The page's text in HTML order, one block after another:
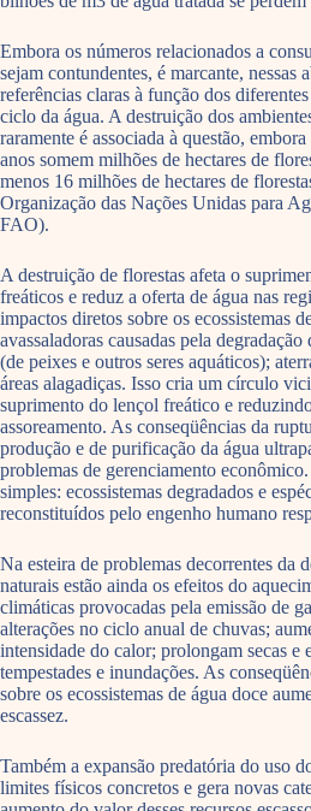
Embora os números relacionados a
sejam contundentes, é marcante, nessas
referências claras à função dos
ciclo da água. A destruição dos
raramente é associada à questão,
anos somem milhões de hectares de
menos 16 milhões de hectares de
Organização das Nações Unidas para
FAO).
A destruição de florestas afeta o
freáticos e reduz a oferta de água nas
impactos diretos sobre os ecossistemas
avassaladoras causadas pela
(de peixes e outros seres aquáticos);
áreas alagadiças. Isso cria um círculo
suprimento do lençol freático e
assoreamento. As conseqüências da
produção e de purificação da água
problemas de gerenciamento
simples: ecossistemas degradados e
reconstituídos pelo engenho humano
Na esteira de problemas decorrentes da
naturais estão ainda os efeitos do
climáticas provocadas pela emissão de
alterações no ciclo anual de chuvas;
intensidade do calor; prolongam secas e
tempestades e inundações. As
sobre os ecossistemas de água doce
escassez.
Também a expansão predatória do uso
limites físicos concretos e gera novas